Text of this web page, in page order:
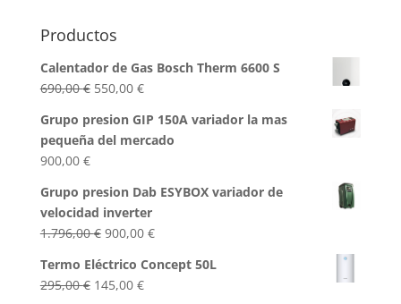
Productos
Calentador de Gas Bosch Therm 6600 S
690,00€ El
original
era:
550,00 €El
actual
es:
Grupo presion GIP 150A variador la mas
pequeña del mercado
900,00 €
Grupo presion Dab ESYBOX variador de
velocidad inverter
1.796,00€ El
original
era:
900,00 €El
actual
Termo Eléctrico Concept 50L
295,00€ El
145,00 €El